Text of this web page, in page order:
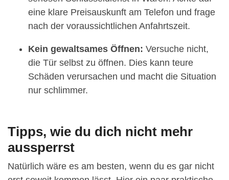
eine klare Preisauskunft am Telefon und frage
nach der voraussichtlichen Anfahrtszeit.
Kein gewaltsames Öffnen: Versuche nicht,
die Tür selbst zu öffnen. Dies kann teure
Schäden verursachen und macht die Situation
nur schlimmer.
Tipps, wie du dich nicht mehr
aussperrst
Natürlich wäre es am besten, wenn du es gar nicht